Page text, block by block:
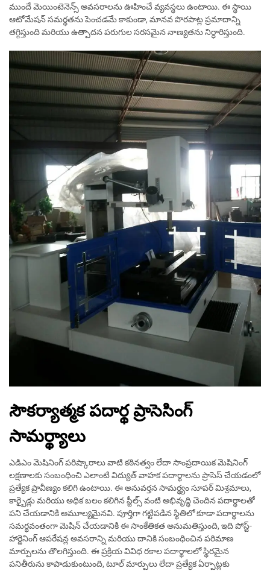
ముందే మెయింటెనెన్స్ అవసరాలను ఊహించే వ్యవస్థలు ఉంటాయి. ఈ స్థాయి
ఆటోమేషన్ సమర్థతను పెంచడమే కాకుండా, మానవ పొరపాట్ల ప్రమాదాన్ని
తగ్గిస్తుంది మరియు ఉత్పాదన పరుగుల సరసమైన నాణ్యతను నిర్ధారిస్తుంది.
సౌకర్యాత్మక పదార్థ ప్రాసెసింగ్
సామర్థ్యాలు
ఎడిఎం మెషినింగ్ పరిష్కారాలు వాటి కఠినత్వం లేదా సాంప్రదాయిక మెషినింగ్
లక్షణాలకు సంబంధించి ఎలాంటి విద్యుత్ వాహక పదార్థాలను ప్రాసెస్ చేయడంలో
ప్రత్యేక ప్రావీణ్యం కలిగి ఉంటాయి. ఈ అనువర్తన సామర్థ్యం సూపర్ మిశ్రమాలు,
కార్బైడ్లు మరియు అధిక బలం కలిగిన స్టీల్స్ వంటి అభివృద్ధి చెందిన పదార్థాలతో
పని చేయడానికి అమూల్యమైనవి. పూర్తిగా గట్టిపడిన స్థితిలో కూడా పదార్థాలను
సమర్థవంతంగా మెషిన్ చేయడానికి ఈ సాంకేతికత అనుమతిస్తుంది, ఇది పోస్ట్-
హార్డెనింగ్ ఆపరేషన్ల అవసరాన్ని మరియు దానికి సంబంధించిన పరిమాణ
మార్పులను తొలగిస్తుంది. ఈ ప్రక్రియ వివిధ రకాల పదార్థాలలో స్థిరమైన
పనితీరును కాపాడుకుంటుంది, టూల్ మార్పులు లేదా ప్రత్యేక ఏర్పాట్లకు